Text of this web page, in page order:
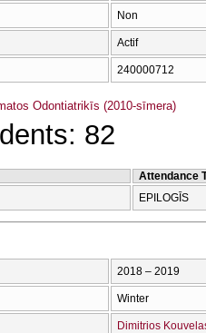
Non
Actif
240000712
Odontiatrikīs (2010-sīmera)
82
Attendance
EPILOGĪS
2018 – 2019
Winter
Dimitrios